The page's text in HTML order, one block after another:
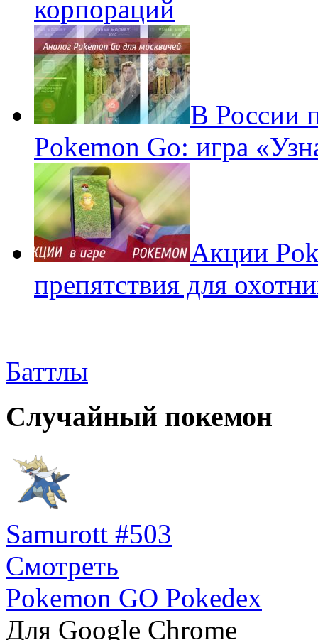
корпораций
В России
Pokemon Go: игра
Акции
препятствия для
Баттлы
Случайный покемон
Samurott #503
Смотреть
Pokemon GO Pokedex
Для Google Chrome